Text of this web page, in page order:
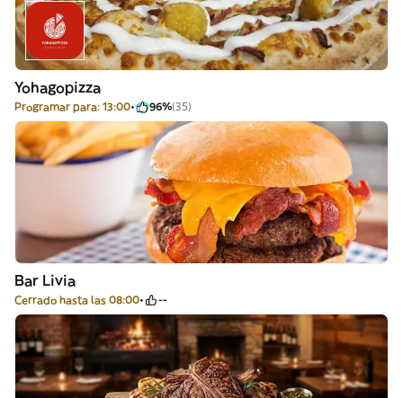
Yohagopizza
Programar para: 13:00 96%(35)
Bar Livia
Cerrado hasta las 08:00 --